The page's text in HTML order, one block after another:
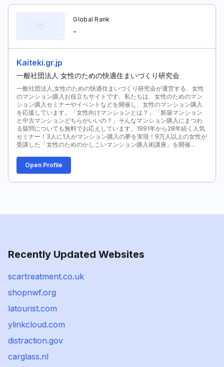
Kaiteki.gr.jp
一般社団法人 女性のための快適住まいづくり研究会
一般社団法人,女性のための快適住まいづくり研究会が運営する、女性
のマンション購入お役立ちサイトです。私たちは、女性のためのマン
ション購入セミナーやイベントなどを開催し、女性のマンション購入
を応援しています。「女性向けマンションとは？」「新築マンション
と中古マンションどちらがいいの？」そんなマンション購入にまつわ
る疑問についても無料でお応えしています。1991年から28年続く人気
セミナー！3人に1人がマンション購入の夢を実現！9万人以上の女性が
受講した「女性のためのかしこいマンション購入術講座」を開催...
Global Rank
-
Open Profile
Recently Updated Websites
scartreatment.co.uk
shopnwf.org
latourist.com
ylinkcloud.com
distraction.gov
carglass.nl